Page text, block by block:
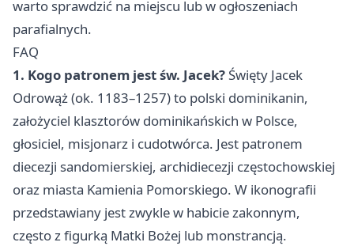
warto sprawdzić na miejscu lub w ogłoszeniach
parafialnych.
FAQ
1. Kogo patronem jest św. Jacek?Święty Jacek
Odrowąż (ok. 1183–1257) to polski dominikanin,
założyciel klasztorów dominikańskich w Polsce,
głosiciel, misjonarz i cudotwórca. Jest patronem
diecezji sandomierskiej, archidiecezji częstochowskiej
oraz miasta Kamienia Pomorskiego. W ikonografii
przedstawiany jest zwykle w habicie zakonnym,
często z figurką Matki Bożej lub monstrancją.